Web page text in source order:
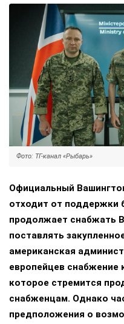
Фото: ТГ-канал «Рыбарь»
Официальный
отходит от поддержки
продолжает снабжать
поставлять
американская
европейцев
которое стремится
снабженцам. Однако
предположения о